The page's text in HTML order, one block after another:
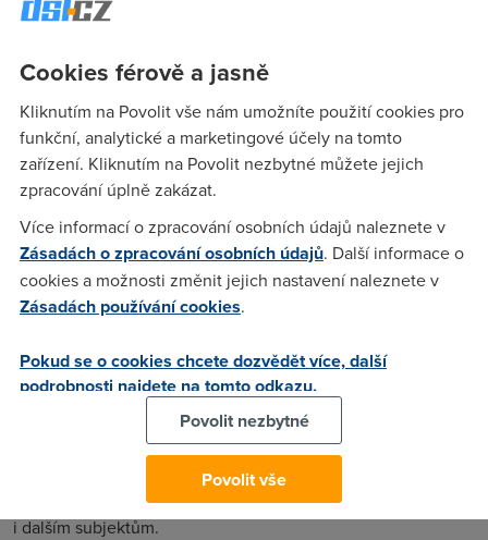
tím, že osoby, které k fotografiím mají
Zakomerční využitíse dá považovat
reklamní materiály, web firemních stránek společnosti nebo
například plakáty ke společenské akci. Uvedením autora či
zdroje, odkud fotografie pochází, se třetí osoba nijak
nezbavuje své odpovědnosti za porušení autorských práv.
Také značka cypyright © nemá na existenci autorského práva
žádný vliv.
Kromě autora se může domáhat práv také osoba, která je na
fotografii vyobrazena, pokud ke komerčnímu šíření
vlastníci zobrazených architektonických či uměleckých děl.
A jak si autorská práva zajistíte? Koupíte si od autora
. Ta pak může být udělena formou
nebo nevýhradní licence. Ta výhradní umožňuje používat
fotografii pouze tomu, komu byla licence poskytnuta, u
nevýhradní licence může autor poskytnout užívání fotografie
i dalším subjektům.
Cookies férově a jasně
Kliknutím na Povolit vše nám umožníte použití cookies pro
funkční, analytické a marketingové účely na tomto
zařízení. Kliknutím na Povolit nezbytné můžete jejich
zpracování úplně zakázat.
Více informací o zpracování osobních údajů naleznete v
Zásadách o zpracování osobních údajů. Další informace o
cookies a možnosti změnit jejich nastavení naleznete v
Zásadách používání cookies.
Pokud se o cookies chcete dozvědět více, další
podrobnosti najdete na tomto odkazu.
Povolit nezbytné
Povolit vše